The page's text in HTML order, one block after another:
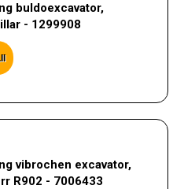
buldoexcavator,
- 1299908
vibrochen excavator,
R902 - 7006433